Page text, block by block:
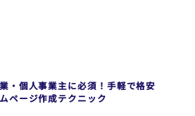
・個人事業主に必須！手軽で格安
ページ作成テクニック